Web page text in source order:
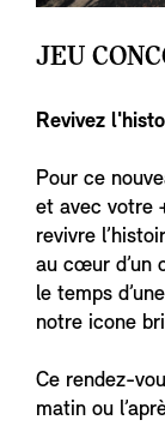
JEU
Revivez
Pour ce
et avec votre
revivre
au cœur d’un
le temps
notre icone
Ce rendez-
matin ou